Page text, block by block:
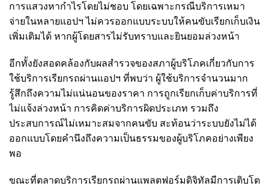
การแสวงหากำไรโดยไม่ชอบ โดยเฉพาะกรณีบริการเหมา
จ่ายในหลายแอปฯ ไม่ควรออกแบบระบบให้คนขับเรียกเก็บเงิน
เพิ่มเติมได้ หากผู้โดยสารไม่รับทราบและยินยอมล่วงหน้า
อีกทั้งยังสอดคล้องกับผลสำรวจของสภาผู้บริโภคเกี่ยวกับการ
ใช้บริการเรียกรถผ่านแอปฯ ที่พบว่า ผู้ใช้บริการจำนวนมาก
รู้สึกถึงความไม่แน่นอนของราคา การถูกเรียกเก็บค่าบริการที่
ไม่แจ้งล่วงหน้า การคิดค่าบริการผิดประเภท รวมถึง
ประสบการณ์ไม่เหมาะสมจากคนขับ สะท้อนว่าระบบยังไม่ได้
ออกแบบโดยคำนึงถึงความเป็นธรรมของผู้บริโภคอย่างเพียง
พอ
ขณะที่ตลาดบริการเรียกรถผ่านแพลตฟอร์มดิจิทัลมีการเติบโต